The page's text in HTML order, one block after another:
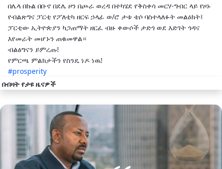
በሌላ በኩል በቡኖ በደሌ ዞን በጮራ ወረዳ በተካሄደ የቅስቀሳ መርሃ-ግብር ላይ የዞኑ
የብልጽግና ፓርቲ የፖለቲካ ዘርፍ ኃላፊ ወ/ሮ ታቱ ቴሶ ባስተላለፉት መልዕክት፤
ፓርቲው ኢትዮጵያን ካጋጠማት ዘርፈ ብዙ ቀውሶች ታድጎ ወደ እድገት ጎዳና
እየመራት መሆኑን ጠቁመዋል።
ብልፅግናን ይምረጡ!
የምርጫ ምልክታችን የስንዴ ነዶ ነዉ!
#prosperity
በብዛት የታዩ ዜናዎች